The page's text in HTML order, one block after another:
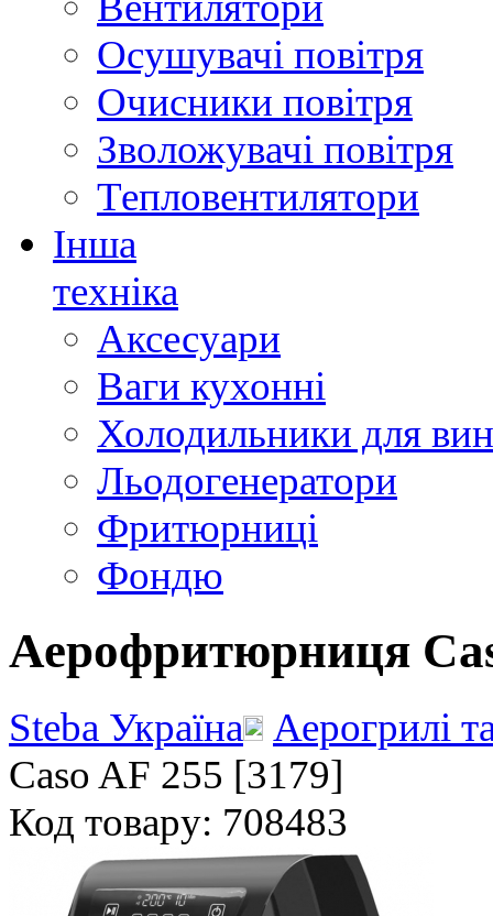
Осушувачі повітря
Очисники повітря
Зволожувачі повітря
Тепловентилятори
Інша
техніка
Аксесуари
Ваги кухонні
Холодильники для
Льодогенератори
Фритюрниці
Фондю
Аерофритюрниця
Steba Україна
Аерогрилі
Caso AF 255 [3179]
Код товару: 708483